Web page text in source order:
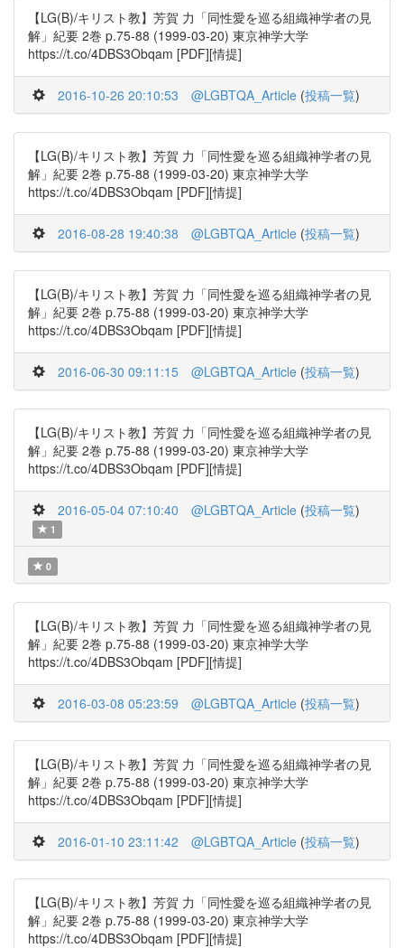
【LG(B)/キリスト教】芳賀 力「同性愛を巡る組織神学者の見
解」紀要 2巻 p.75-88 (1999-03-20) 東京神学大学
https://t.co/4DBS3Obqam [PDF][情提]
2016-10-26 20:10:53 @LGBTQA_Article (投稿一覧)
【LG(B)/キリスト教】芳賀 力「同性愛を巡る組織神学者の見
解」紀要 2巻 p.75-88 (1999-03-20) 東京神学大学
https://t.co/4DBS3Obqam [PDF][情提]
2016-08-28 19:40:38 @LGBTQA_Article (投稿一覧)
【LG(B)/キリスト教】芳賀 力「同性愛を巡る組織神学者の見
解」紀要 2巻 p.75-88 (1999-03-20) 東京神学大学
https://t.co/4DBS3Obqam [PDF][情提]
2016-06-30 09:11:15 @LGBTQA_Article (投稿一覧)
【LG(B)/キリスト教】芳賀 力「同性愛を巡る組織神学者の見
解」紀要 2巻 p.75-88 (1999-03-20) 東京神学大学
https://t.co/4DBS3Obqam [PDF][情提]
2016-05-04 07:10:40 @LGBTQA_Article (投稿一覧)
1
0
【LG(B)/キリスト教】芳賀 力「同性愛を巡る組織神学者の見
解」紀要 2巻 p.75-88 (1999-03-20) 東京神学大学
https://t.co/4DBS3Obqam [PDF][情提]
2016-03-08 05:23:59 @LGBTQA_Article (投稿一覧)
【LG(B)/キリスト教】芳賀 力「同性愛を巡る組織神学者の見
解」紀要 2巻 p.75-88 (1999-03-20) 東京神学大学
https://t.co/4DBS3Obqam [PDF][情提]
2016-01-10 23:11:42 @LGBTQA_Article (投稿一覧)
【LG(B)/キリスト教】芳賀 力「同性愛を巡る組織神学者の見
解」紀要 2巻 p.75-88 (1999-03-20) 東京神学大学
https://t.co/4DBS3Obqam [PDF][情提]